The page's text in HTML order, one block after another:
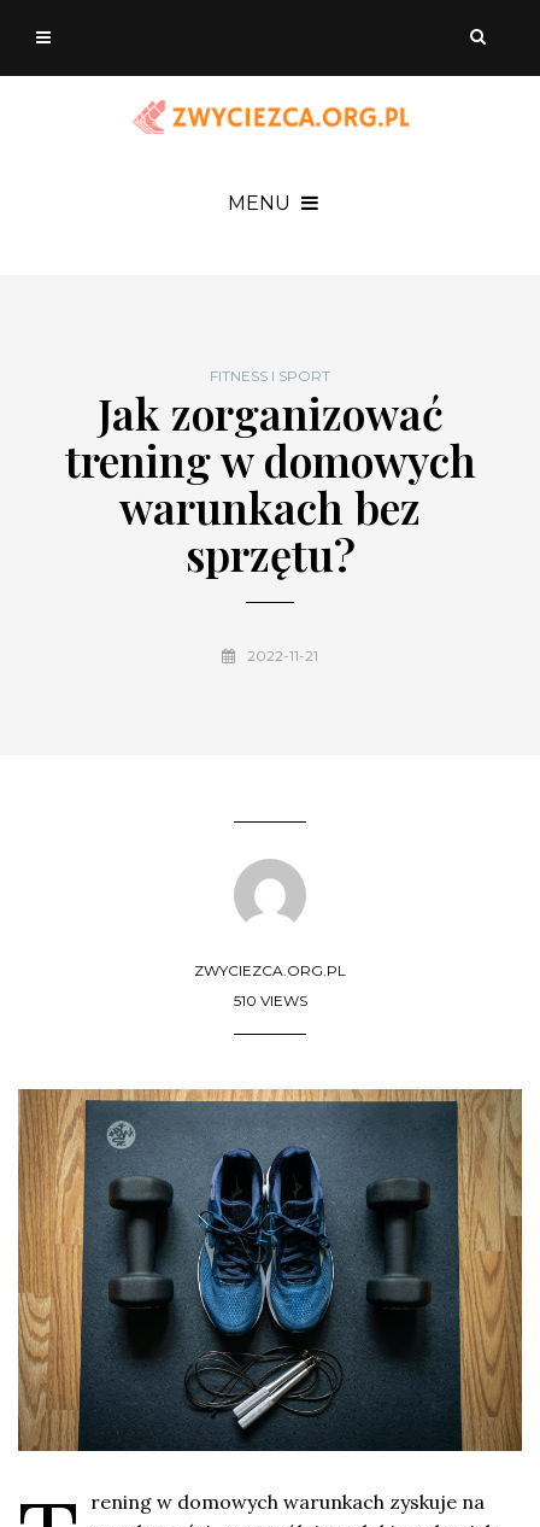
MENU
FITNESS I SPORT
Jak zorganizować
trening w domowych
warunkach bez
sprzętu?
2022-11-21
ZWYCIEZCA.ORG.PL
510 VIEWS
rening w domowych warunkach zyskuje na